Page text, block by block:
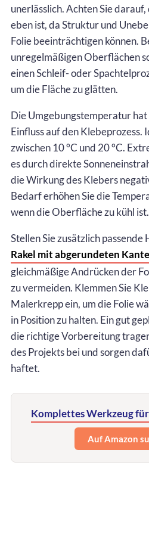
unerlässlich. Achten Sie
eben ist, da Struktur und
Folie beeinträchtigen können.
unregelmäßigen Oberflächen
einen Schleif- oder
um die Fläche zu glätten.
Die Umgebungstemperatur
Einfluss auf den Klebeprozess.
zwischen 10 °C und 20 °C.
es durch direkte
die Wirkung des Klebers
Bedarf erhöhen Sie die
wenn die Oberfläche zu kühl ist.
Stellen Sie zusätzlich
Rakel mit abgerundeten
gleichmäßige Andrücken der
zu vermeiden. Klemmen Sie
Malerkrepp ein, um die Folie
in Position zu halten. Ein gut
die richtige Vorbereitung
des Projekts bei und sorgen
haftet.
Komplettes Werkzeug
Auf Amazon